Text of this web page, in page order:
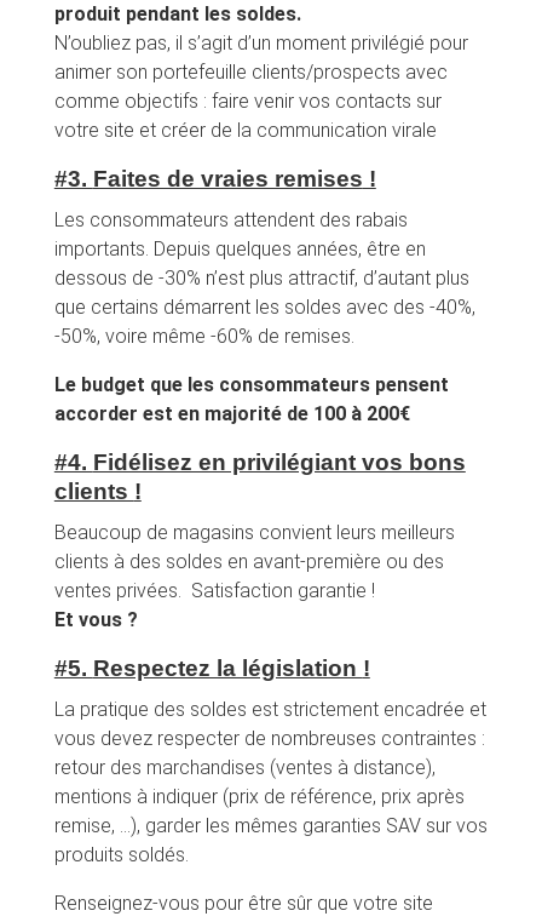
produit pendant les soldes.
N’oubliez pas, il s’agit d’un moment privilégié pour
animer son portefeuille clients/prospects avec
comme objectifs : faire venir vos contacts sur
votre site et créer de la communication virale
#3. Faites de vraies remises !
Les consommateurs attendent des rabais
importants. Depuis quelques années, être en
dessous de -30% n’est plus attractif, d’autant plus
que certains démarrent les soldes avec des -40%,
-50%, voire même -60% de remises.
Le budget que les consommateurs pensent
accorder est en majorité de 100 à 200€
#4. Fidélisez en privilégiant vos bons
clients !
Beaucoup de magasins convient leurs meilleurs
clients à des soldes en avant-première ou des
ventes privées. Satisfaction garantie !
Et vous ?
#5. Respectez la législation !
La pratique des soldes est strictement encadrée et
vous devez respecter de nombreuses contraintes :
retour des marchandises (ventes à distance),
mentions à indiquer (prix de référence, prix après
remise, …), garder les mêmes garanties SAV sur vos
produits soldés.
Renseignez-vous pour être sûr que votre site